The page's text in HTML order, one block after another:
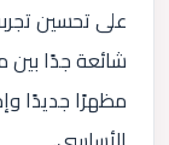
على تحسين
شائعة جدًا بين
مظهرًا جديدًا